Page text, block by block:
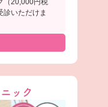
（20,000円税
診いただけま
ック